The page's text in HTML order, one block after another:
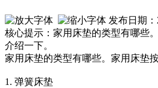
发布日期：
核心提示：家用床垫的类型有哪些
介绍一下。
家用床垫的类型有哪些。家用床垫
1. 弹簧床垫